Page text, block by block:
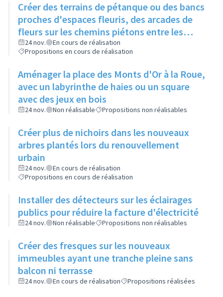
Créer des terrains de pétanque ou des bancs
proches d'espaces fleuris, des arcades de
fleurs sur les chemins piétons entre les
immeubles
24 nov.
En cours de réalisation
Propositions en cours de réalisation
Aménager la place des Monts d'Or à la Roue,
avec un labyrinthe de haies ou un square
avec des jeux en bois
24 nov. Non réalisable Propositions non réalisables
Créer plus de nichoirs dans les nouveaux
arbres plantés lors du renouvellement
urbain
24 nov.
En cours de réalisation
Propositions en cours de réalisation
Installer des détecteurs sur les éclairages
publics pour réduire la facture d'électricité
24 nov. Non réalisable Propositions non réalisables
Créer des fresques sur les nouveaux
immeubles ayant une tranche pleine sans
balcon ni terrasse
24 nov. En cours de réalisation Propositions réalisées